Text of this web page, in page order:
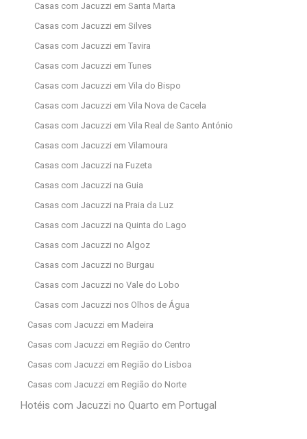
Casas com Jacuzzi em Santa Marta
Casas com Jacuzzi em Silves
Casas com Jacuzzi em Tavira
Casas com Jacuzzi em Tunes
Casas com Jacuzzi em Vila do Bispo
Casas com Jacuzzi em Vila Nova de Cacela
Casas com Jacuzzi em Vila Real de Santo António
Casas com Jacuzzi em Vilamoura
Casas com Jacuzzi na Fuzeta
Casas com Jacuzzi na Guia
Casas com Jacuzzi na Praia da Luz
Casas com Jacuzzi na Quinta do Lago
Casas com Jacuzzi no Algoz
Casas com Jacuzzi no Burgau
Casas com Jacuzzi no Vale do Lobo
Casas com Jacuzzi nos Olhos de Água
Casas com Jacuzzi em Madeira
Casas com Jacuzzi em Região do Centro
Casas com Jacuzzi em Região do Lisboa
Casas com Jacuzzi em Região do Norte
Hotéis com Jacuzzi no Quarto em Portugal